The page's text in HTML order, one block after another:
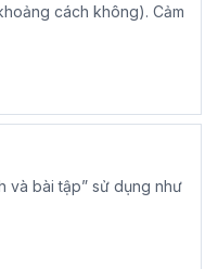
cách không). Cảm
và bài tập” sử dụng như